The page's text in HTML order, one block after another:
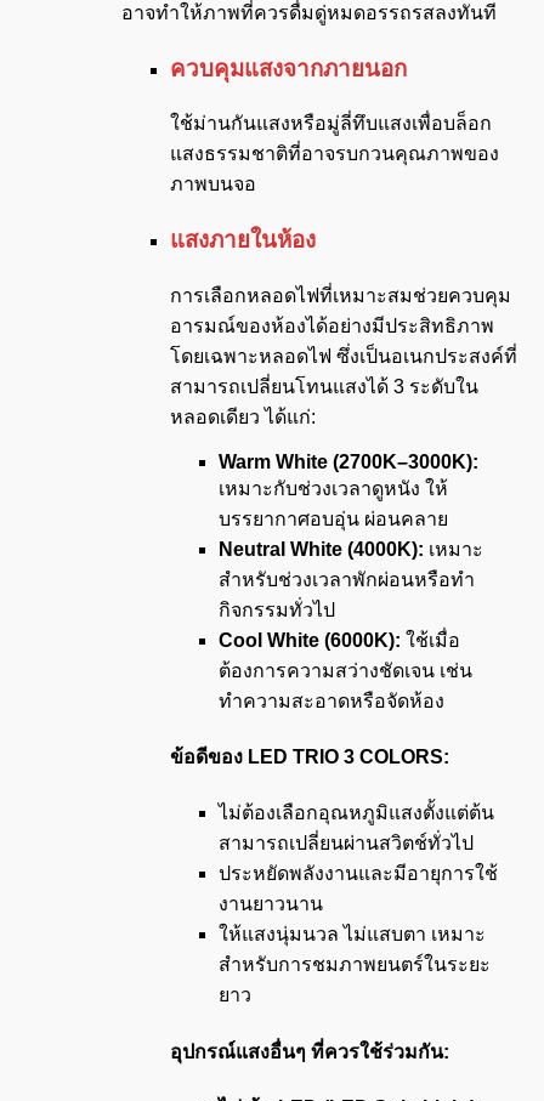
อาจทำให้ภาพที่ควรดื่มดู่หมดอรรถรสลงทันที
ควบคุมแสงจากภายนอก
ใช้ม่านกันแสงหรือมู่ลี่ทึบแสงเพื่อบล็อก
แสงธรรมชาติที่อาจรบกวนคุณภาพของ
ภาพบนจอ
แสงภายในห้อง
การเลือกหลอดไฟที่เหมาะสมช่วยควบคุม
อารมณ์ของห้องได้อย่างมีประสิทธิภาพ
โดยเฉพาะหลอดไฟ ซึ่งเป็นอเนกประสงค์ที่
สามารถเปลี่ยนโทนแสงได้ 3 ระดับใน
หลอดเดียว ได้แก่:
Warm White (2700K–3000K):
เหมาะกับช่วงเวลาดูหนัง ให้
บรรยากาศอบอุ่น ผ่อนคลาย
Neutral White (4000K): เหมาะ
สำหรับช่วงเวลาพักผ่อนหรือทำ
กิจกรรมทั่วไป
Cool White (6000K): ใช้เมื่อ
ต้องการความสว่างชัดเจน เช่น
ทำความสะอาดหรือจัดห้อง
ข้อดีของ LED TRIO 3 COLORS:
ไม่ต้องเลือกอุณหภูมิแสงตั้งแต่ต้น
สามารถเปลี่ยนผ่านสวิตช์ทั่วไป
ประหยัดพลังงานและมีอายุการใช้
งานยาวนาน
ให้แสงนุ่มนวล ไม่แสบตา เหมาะ
สำหรับการชมภาพยนตร์ในระยะ
ยาว
อุปกรณ์แสงอื่นๆ ที่ควรใช้ร่วมกัน: